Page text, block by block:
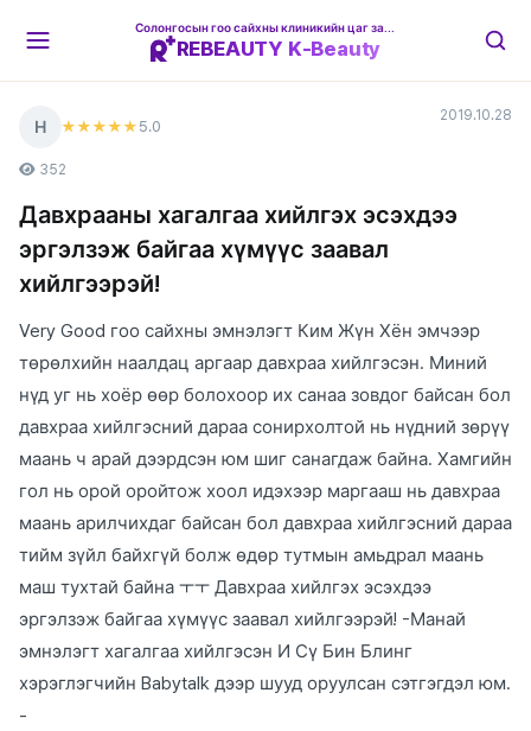
REBEAUTY K-Beauty
Н ★★★★★ 5.0
2019.10.28
352
Давхрааны хагалгаа хийлгэх эсэхдээ
эргэлзэж байгаа хүмүүс заавал
хийлгээрэй!
Very Good гоо сайхны эмнэлэгт Ким Жүн Хён эмчээр
төрөлхийн наалдац аргаар давхраа хийлгэсэн. Миний
нүд уг нь хоёр өөр болохоор их санаа зовдог байсан бол
давхраа хийлгэсний дараа сонирхолтой нь нүдний зөрүү
маань ч арай дээрдсэн юм шиг санагдаж байна. Хамгийн
гол нь орой оройтож хоол идэхээр маргааш нь давхраа
маань арилчихдаг байсан бол давхраа хийлгэсний дараа
тийм зүйл байхгүй болж өдөр тутмын амьдрал маань
маш тухтай байна ㅜㅜ Давхраа хийлгэх эсэхдээ
эргэлзэж байгаа хүмүүс заавал хийлгээрэй! -Манай
эмнэлэгт хагалгаа хийлгэсэн И Сү Бин Блинг
хэрэглэгчийн Babytalk дээр шууд оруулсан сэтгэгдэл юм.
-